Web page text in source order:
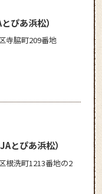
ぴあ浜松）
寺脇町209番地
とぴあ浜松）
根洗町1213番地の2